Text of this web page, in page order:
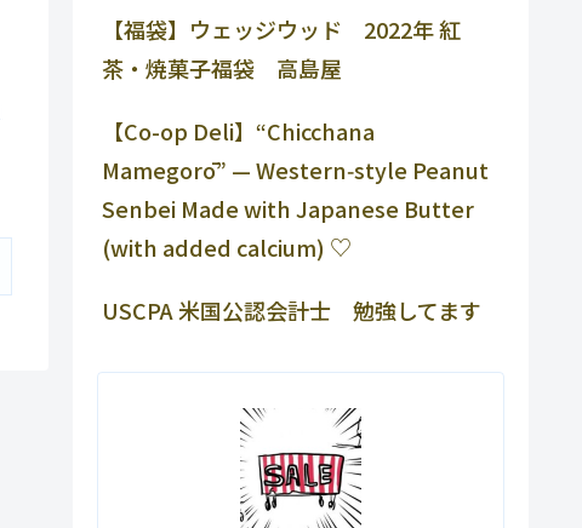
【福袋】ウェッジウッド 2022年 紅
茶・焼菓子福袋 高島屋
【Co-op Deli】“Chicchana
Mamegorō” — Western‑style Peanut
Senbei Made with Japanese Butter
(with added calcium) ♡
USCPA 米国公認会計士 勉強してます